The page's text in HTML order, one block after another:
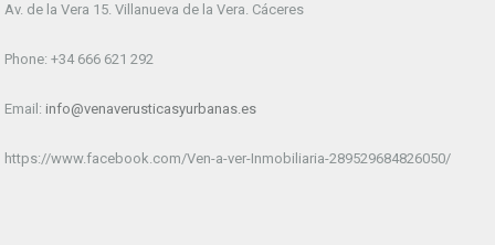
Av. de la Vera 15. Villanueva de la Vera. Cáceres
Phone: +34 666 621 292
Email: info@venaverusticasyurbanas.es
https://www.facebook.com/Ven-a-ver-Inmobiliaria-289529684826050/